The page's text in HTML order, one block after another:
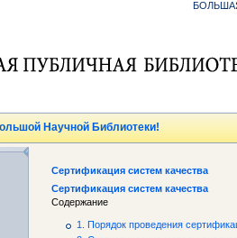
Научной Библиотеки!
Сертификация систем качества
Сертификация систем качества
Содержание
1. Порядок проведения